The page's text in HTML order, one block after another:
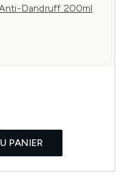
Dandruff 200ml
PANIER